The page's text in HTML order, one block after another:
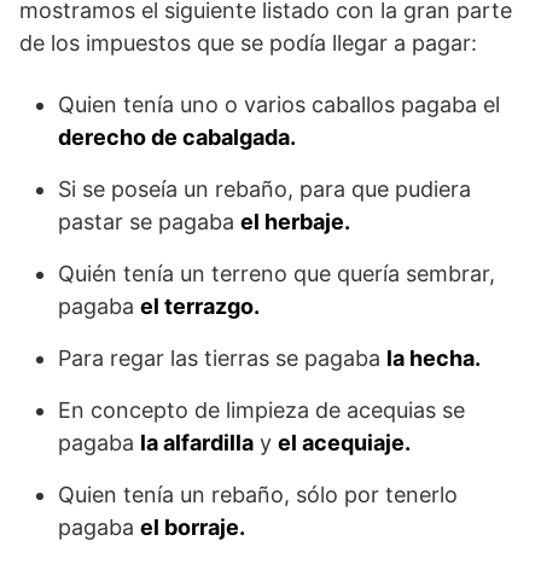
mostramos el siguiente listado con la gran parte
de los impuestos que se podía llegar a pagar:
Quien tenía uno o varios caballos pagaba el
derecho de cabalgada.
Si se poseía un rebaño, para que pudiera
pastar se pagaba el herbaje.
Quién tenía un terreno que quería sembrar,
pagaba el terrazgo.
Para regar las tierras se pagaba la hecha.
En concepto de limpieza de acequias se
pagaba la alfardilla y el acequiaje.
Quien tenía un rebaño, sólo por tenerlo
pagaba el borraje.